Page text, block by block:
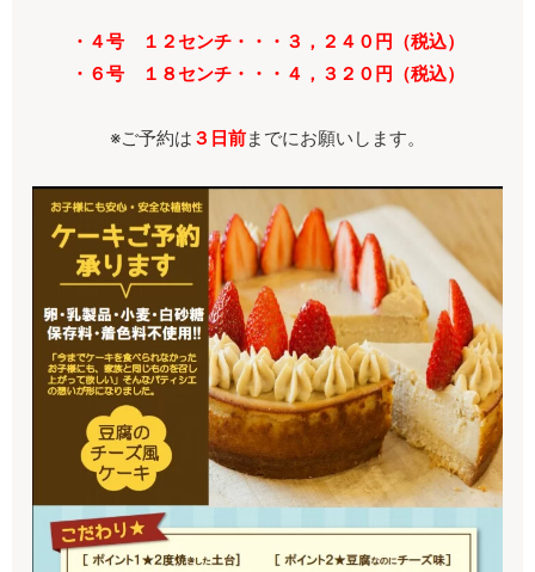
・４号 １２センチ・・・３，２４０円（税込）
・６号 １８センチ・・・４，３２０円（税込）
※ご予約は ３日前までにお願いします。